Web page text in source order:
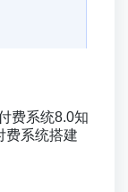
费系统8.0知
费系统搭建